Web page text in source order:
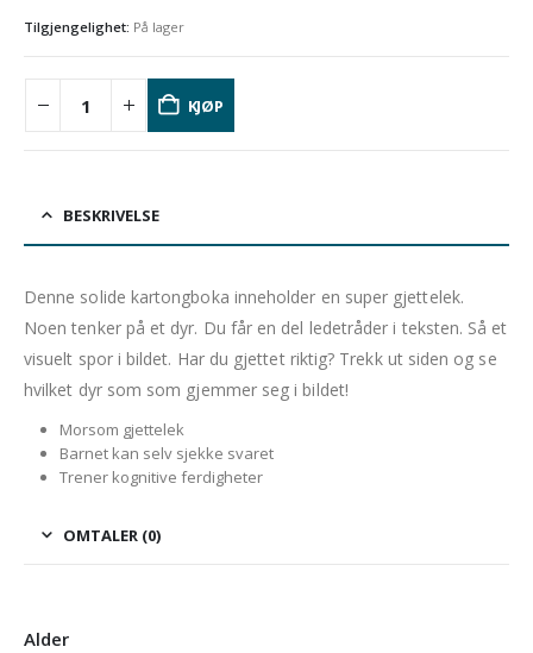
Tilgjengelighet: På lager
KJØP
BESKRIVELSE
Denne solide kartongboka inneholder en super gjettelek.
Noen tenker på et dyr. Du får en del ledetråder i teksten. Så et
visuelt spor i bildet. Har du gjettet riktig? Trekk ut siden og se
hvilket dyr som som gjemmer seg i bildet!
Morsom gjettelek
Barnet kan selv sjekke svaret
Trener kognitive ferdigheter
OMTALER (0)
Alder